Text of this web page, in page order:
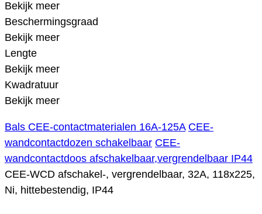
Bekijk meer
Beschermingsgraad
Bekijk meer
Lengte
Bekijk meer
Kwadratuur
Bekijk meer
Bals CEE-contactmaterialen 16A-125A CEE-
wandcontactdozen schakelbaar CEE-
wandcontactdoos afschakelbaar,vergrendelbaar IP44
CEE-WCD afschakel-, vergrendelbaar, 32A, 118x225,
Ni, hittebestendig, IP44